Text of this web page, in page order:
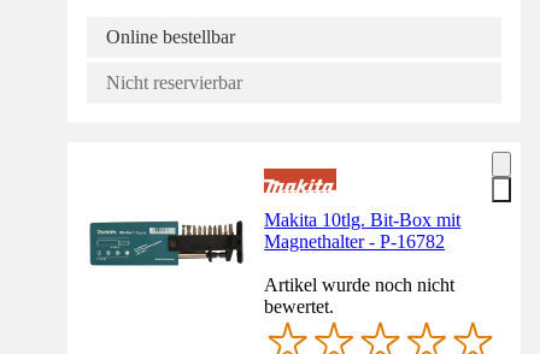
Online bestellbar
Nicht reservierbar
Makita 10tlg. Bit-Box mit
Magnethalter - P-16782
Artikel wurde noch nicht
bewertet.